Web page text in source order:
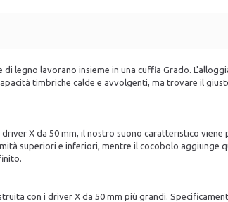
legno lavorano insieme in una cuffia Grado.
timbriche calde e avvolgenti, ma trovare il
X da 50 mm, il nostro suono caratteristico
superiori e inferiori, mentre il cocobolo aggiunge
con i driver X da 50 mm più grandi.